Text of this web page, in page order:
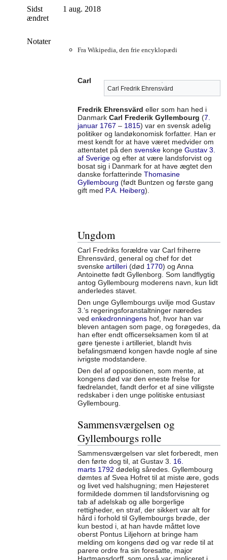
Sidst
ændret
1 aug. 2018
Notater
Fra Wikipedia, den frie encyklopædi
Carl Fredrik Ehrensvärd
Carl
Fredrik Ehrensvärd eller som han hed i
Danmark Carl Frederik Gyllembourg (7.
januar 1767 – 1815) var en svensk adelig
politiker og landøkonomisk forfatter. Han er
mest kendt for at have været medvider om
attentatet på den svenske konge Gustav 3.
af Sverige og efter at være landsforvist og
bosat sig i Danmark for at have ægtet den
danske forfatterinde Thomasine
Gyllembourg (født Buntzen og første gang
gift med P.A. Heiberg).
Ungdom
Carl Fredriks forældre var Carl friherre
Ehrensvärd, general og chef for det
svenske artilleri (død 1770) og Anna
Antoinette født Gyllenborg. Som landflygtig
antog Gyllembourg moderens navn, kun lidt
anderledes stavet.
Den unge Gyllembourgs uvilje mod Gustav
3.’s regeringsforanstaltninger næredes
ved enkedronningens hof, hvor han var
bleven antagen som page, og forøgedes, da
han efter endt officerseksamen kom til at
gøre tjeneste i artilleriet, blandt hvis
befalingsmænd kongen havde nogle af sine
ivrigste modstandere.
Den del af oppositionen, som mente, at
kongens død var den eneste frelse for
fædrelandet, fandt derfor et af sine villigste
redskaber i den unge politiske entusiast
Gyllembourg.
Sammensværgelsen og
Gyllembourgs rolle
Sammensværgelsen var slet forberedt, men
den førte dog til, at Gustav 3. 16.
marts 1792 dødelig såredes. Gyllembourg
dømtes af Svea Hofret til at miste ære, gods
og livet ved halshugning; men Højesteret
formildede dommen til landsforvisning og
tab af adelskab og alle borgerlige
rettigheder, en straf, der sikkert var alt for
hård i forhold til Gyllembourgs brøde, der
kun bestod i, at han havde måttet love
oberst Pontus Liljehorn at bringe ham
melding om kongens død og var rede til at
parere ordre fra sin foresatte, major